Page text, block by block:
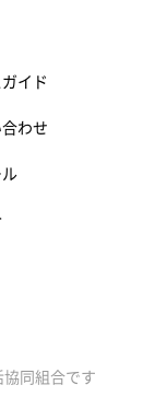
イド
わせ
同組合です